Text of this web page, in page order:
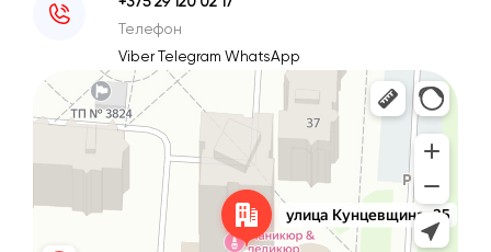
Телефон
ViberTelegram WhatsApp
Минск
Улица Кунцевщина, 35 — Яндекс Карты